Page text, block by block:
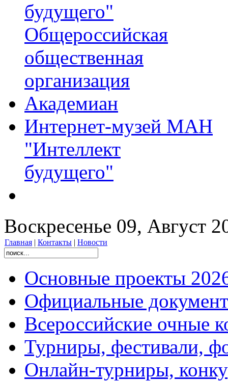
будущего"
Общероссийская
общественная
организация
Академиан
Интернет-музей МАН
"Интеллект
будущего"
Воскресенье 09, Август
Главная | Контакты | Новости
Основные проекты
Официальные
Всероссийские очные
Турниры, фестивали,
Онлайн-турниры,